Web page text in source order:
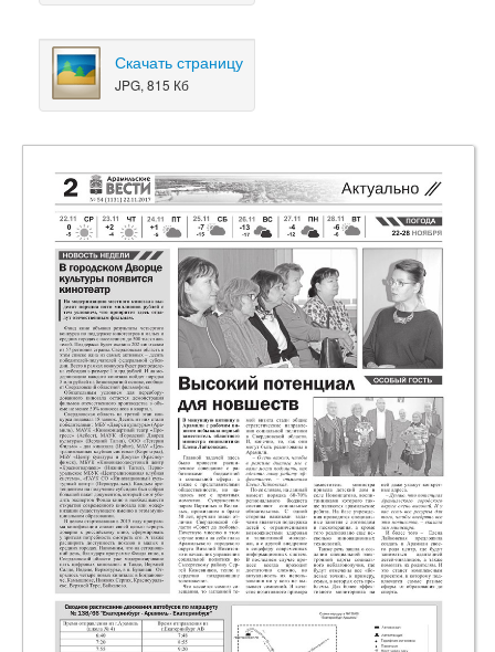
Скачать страницу
JPG, 815 Кб